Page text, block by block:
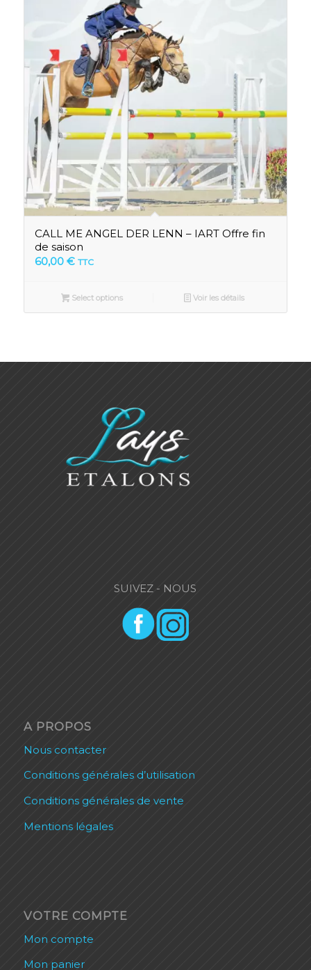
CALL ME ANGEL DER LENN – IART Offre fin
de saison
60,00 € TTC
Select options Voir les détails
SUIVEZ - NOUS
A PROPOS
Nous contacter
Conditions générales d’utilisation
Conditions générales de vente
Mentions légales
VOTRE COMPTE
Mon compte
Mon panier